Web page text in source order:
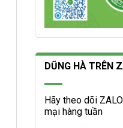
DŨNG HÀ TRÊN
Hãy theo dõi
mại hàng tuần